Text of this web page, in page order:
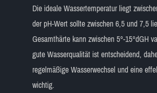
Die ideale Wassertemperatur liegt
der pH-Wert sollte zwischen 6,5 und 7,5
Gesamthärte kann zwischen 5°-15°dGH
gute Wasserqualität ist entscheidend,
regelmäßige Wasserwechsel und eine
wichtig.